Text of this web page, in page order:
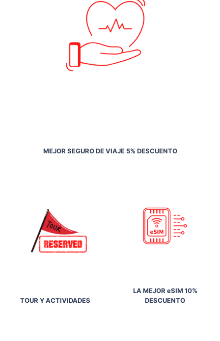
MEJOR SEGURO DE VIAJE 5% DESCUENTO
TOUR Y ACTIVIDADES
LA MEJOR eSIM 10%
DESCUENTO